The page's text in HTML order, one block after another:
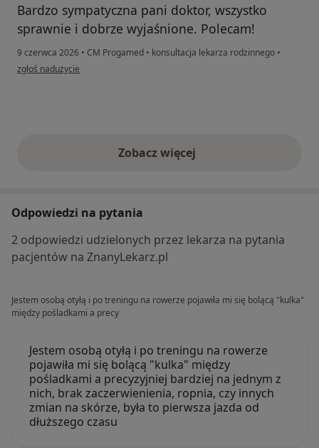
Bardzo sympatyczna pani doktor, wszystko
sprawnie i dobrze wyjaśnione. Polecam!
9 czerwca 2026 • CM Progamed • konsultacja lekarza rodzinnego •
w opinii użytkownika Kasia
zgłoś nadużycie
Zobacz więcejopinie powyżej
Odpowiedzi na pytania
2 odpowiedzi udzielonych przez lekarza na pytania
pacjentów na ZnanyLekarz.pl
Jestem osobą otyłą i po treningu na rowerze pojawiła mi się bolącą "kulka"
między pośladkami a precy
Jestem osobą otyłą i po treningu na rowerze
pojawiła mi się bolącą "kulka" między
pośladkami a precyzyjniej bardziej na jednym z
nich, brak zaczerwienienia, ropnia, czy innych
zmian na skórze, była to pierwsza jazda od
dłuższego czasu